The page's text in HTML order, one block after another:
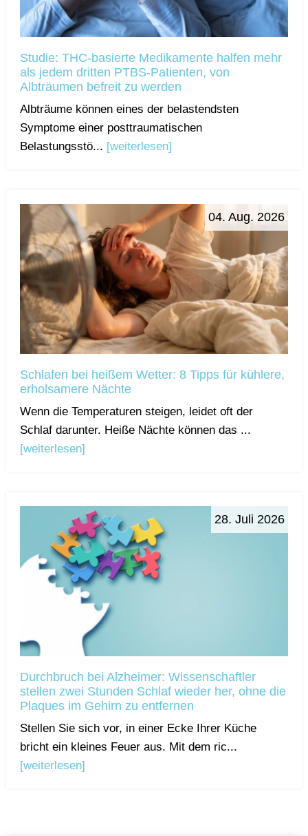
Studie: THC-basierte Medikamente halfen mehr
als jedem dritten PTBS-Patienten, von
Albträumen befreit zu werden
Albträume können eines der belastendsten
Symptome einer posttraumatischen
Belastungsstö... [weiterlesen]
04. Aug. 2026
Schlafen bei heißem Wetter: 8 Tipps für kühlere,
erholsamere Nächte
Wenn die Temperaturen steigen, leidet oft der
Schlaf darunter. Heiße Nächte können das ...
[weiterlesen]
28. Juli 2026
Durchbruch bei Alzheimer: Wissenschaftler
stellen zwei Stunden Schlaf wieder her, ohne die
Plaques im Gehirn zu entfernen
Stellen Sie sich vor, in einer Ecke Ihrer Küche
bricht ein kleines Feuer aus. Mit dem ric...
[weiterlesen]